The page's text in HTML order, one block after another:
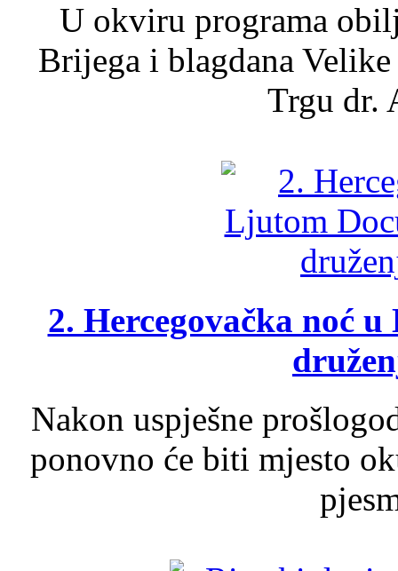
U okviru programa
Brijega i blagdana
Trgu dr.
2. Hercegovačka noć
Nakon uspješne
ponovno će biti mjesto